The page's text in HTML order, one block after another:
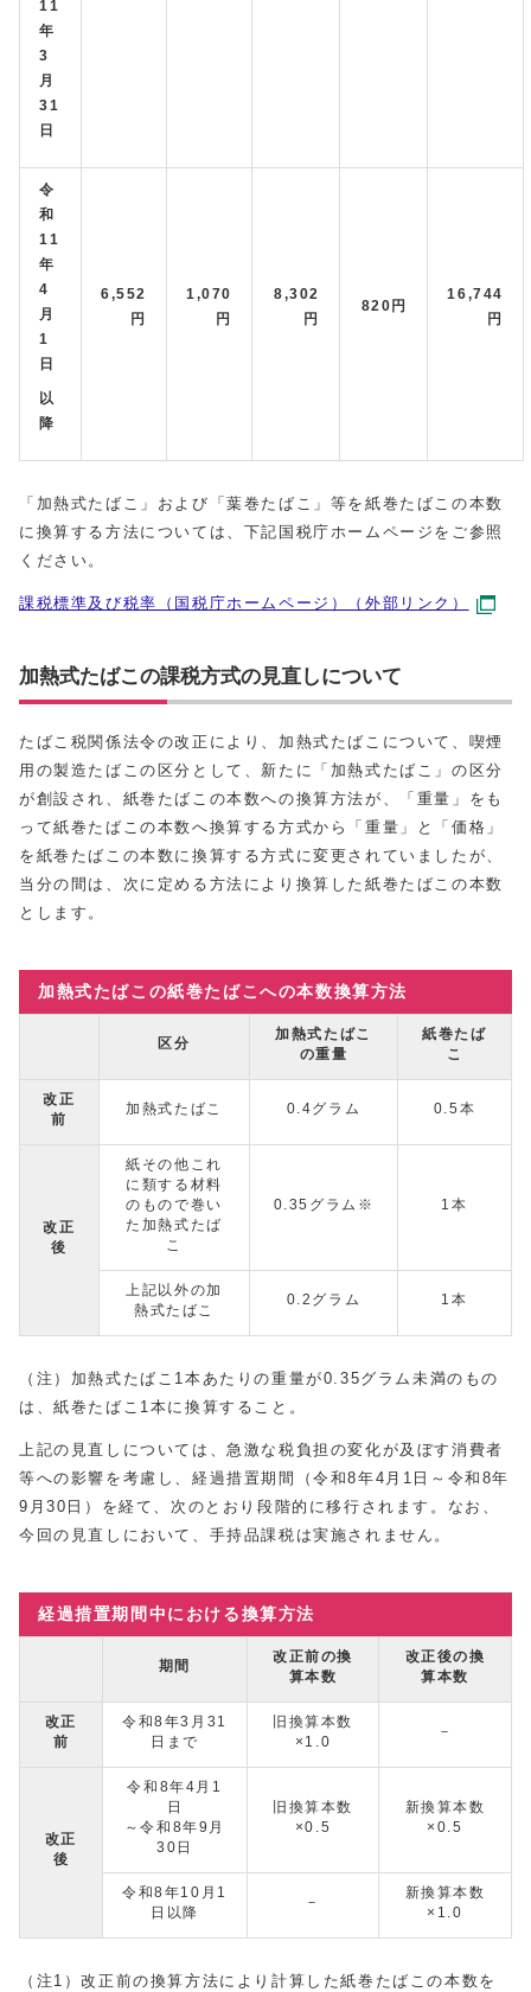
11
年
3
月
31
日
令
和
11
年
4
月
1
日
以
降
6,552
円
1,070
円
8,302
円
820円
16,744
円
「加熱式たばこ」および「葉巻たばこ」等を紙巻たばこの本数
に換算する方法については、下記国税庁ホームページをご参照
ください。
課税標準及び税率（国税庁ホームページ）（外部リンク）
加熱式たばこの課税方式の見直しについて
たばこ税関係法令の改正により、加熱式たばこについて、喫煙
用の製造たばこの区分として、新たに「加熱式たばこ」の区分
が創設され、紙巻たばこの本数への換算方法が、「重量」をも
って紙巻たばこの本数へ換算する方式から「重量」と「価格」
を紙巻たばこの本数に換算する方式に変更されていましたが、
当分の間は、次に定める方法により換算した紙巻たばこの本数
とします。
加熱式たばこの紙巻たばこへの本数換算方法
区分
加熱式たばこ
の重量
紙巻たば
こ
改正
前
加熱式たばこ 0.4グラム 0.5本
改正
後
紙その他これ
に類する材料
のもので巻い
た加熱式たば
こ
0.35グラム※ 1本
上記以外の加
熱式たばこ
0.2グラム 1本
（注）加熱式たばこ1本あたりの重量が0.35グラム未満のもの
は、紙巻たばこ1本に換算すること。
上記の見直しについては、急激な税負担の変化が及ぼす消費者
等への影響を考慮し、経過措置期間（令和8年4月1日～令和8年
9月30日）を経て、次のとおり段階的に移行されます。なお、
今回の見直しにおいて、手持品課税は実施されません。
経過措置期間中における換算方法
期間
改正前の換
算本数
改正後の換
算本数
改正
前
令和8年3月31
日まで
旧換算本数
×1.0
－
改正
後
令和8年4月1
日
～令和8年9月
30日
旧換算本数
×0.5
新換算本数
×0.5
令和8年10月1
日以降
－
新換算本数
×1.0
（注1）改正前の換算方法により計算した紙巻たばこの本数を